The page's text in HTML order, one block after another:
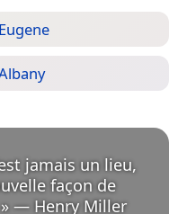
Eugene
jamais un lieu,
façon de
» — Henry Miller